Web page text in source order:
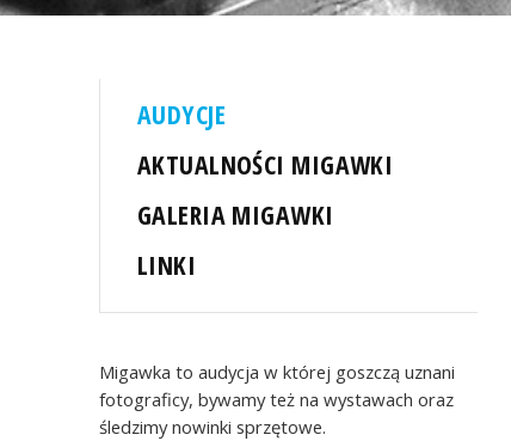
AUDYCJE
AKTUALNOŚCI MIGAWKI
GALERIA MIGAWKI
LINKI
Migawka to audycja w której goszczą uznani
fotograficy, bywamy też na wystawach oraz
śledzimy nowinki sprzętowe.